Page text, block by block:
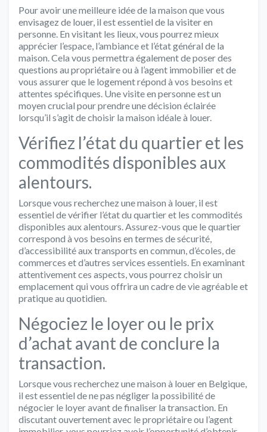
Pour avoir une meilleure idée de la maison que vous
envisagez de louer, il est essentiel de la visiter en
personne. En visitant les lieux, vous pourrez mieux
apprécier l’espace, l’ambiance et l’état général de la
maison. Cela vous permettra également de poser des
questions au propriétaire ou à l’agent immobilier et de
vous assurer que le logement répond à vos besoins et
attentes spécifiques. Une visite en personne est un
moyen crucial pour prendre une décision éclairée
lorsqu’il s’agit de choisir la maison idéale à louer.
Vérifiez l’état du quartier et les
commodités disponibles aux
alentours.
Lorsque vous recherchez une maison à louer, il est
essentiel de vérifier l’état du quartier et les commodités
disponibles aux alentours. Assurez-vous que le quartier
correspond à vos besoins en termes de sécurité,
d’accessibilité aux transports en commun, d’écoles, de
commerces et d’autres services essentiels. En examinant
attentivement ces aspects, vous pourrez choisir un
emplacement qui vous offrira un cadre de vie agréable et
pratique au quotidien.
Négociez le loyer ou le prix
d’achat avant de conclure la
transaction.
Lorsque vous recherchez une maison à louer en Belgique,
il est essentiel de ne pas négliger la possibilité de
négocier le loyer avant de finaliser la transaction. En
discutant ouvertement avec le propriétaire ou l’agent